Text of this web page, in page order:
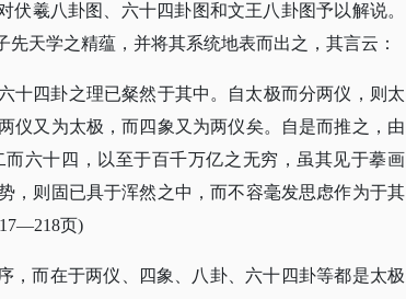
伏羲八卦图、六十四卦图和文王八卦图予以解说。
天学之精蕴，并将其系统地表而出之，其言云：
十四卦之理已粲然于其中。自太极而分两仪，则太
仪又为太极，而四象又为两仪矣。自是而推之，由
六十四，以至于百千万亿之无穷，虽其见于摹画
，则固已具于浑然之中，而不容毫发思虑作为于其
页)
，而在于两仪、四象、八卦、六十四卦等都是太极